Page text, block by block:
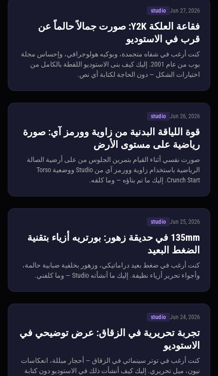
Jun 27, 2026
studio
فقاعة العلكة Y2K: صورت جمالاً حالماً عن
قرب في الاستوديو
كنت أرغب في شفاه متجمدة، وبوكيه هولوجرافي، وإحساس مجلة
بوب من عام 2001. إليك كيف بنى الاستوديو اللقطة بالكامل من
اختيارات الشكل — دون الحاجة لكتابة أي نص.
Jun 26, 2026
studio
قوة اللياقة البدنية من زاوية وورمز آي: صورة
رياضية على مستوى الأرض
صورت نفسي أثناء القيام بتمرين الجلوس من على أرضية الصالة
الرياضية باستخدام زاوية وورمز آي من Studio ووضعية Torso
Crunch Start. إليك ما تم بناؤه — وما كلفه.
Jun 25, 2026
studio
135mm في حديقة زهور: بورتريه أزياء بتقنية
الضغط البعيد
كنت أرغب في ضغط بعيد دراماتيكي، وزهور بخلفية ضبابية حالمة،
وأجواء تحرير أزياء نظيفة. إليك ما أنشأته Studio — وما كلفني.
Jun 24, 2026
studio
تجربة تحريرية في الزقاق: عرض توضيحي في
الاستوديو
كنت أرغب في توتر سينمائي في الزقاق — أحجار مبللة، انعكاسات
نيون، ميل تحريري. إليك كيف أنشأت ذلك في الاستوديو دون كتابة